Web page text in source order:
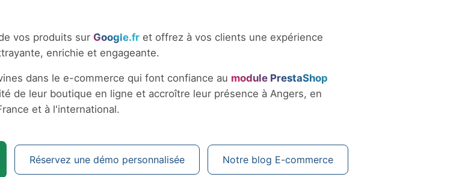
vos produits sur Google.fr et offrez à vos clients une expérience
enrichie et engageante.
dans le e-commerce qui font confiance au module PrestaShop
de leur boutique en ligne et accroître leur présence à Angers, en
et à l'international.
Réservez une démo personnalisée Notre blog E-commerce